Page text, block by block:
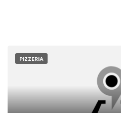
PIZZERIA